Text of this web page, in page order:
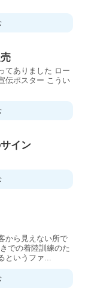
てありました ロー
伝ポスター こうい
イン
から見えない所で
での着陸訓練のた
というファ...